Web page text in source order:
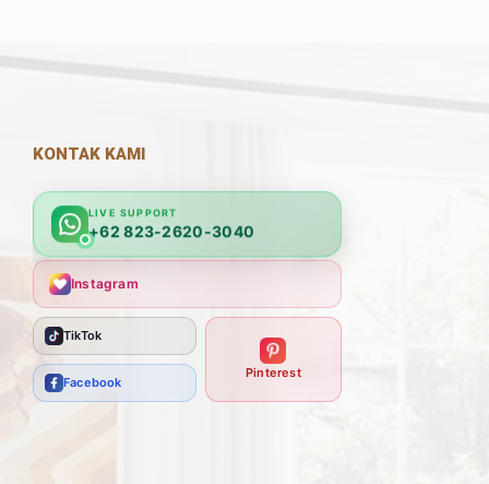
KONTAK KAMI
LIVE SUPPORT
+62 823-2620-3040
Instagram
TikTok
Facebook
Pinterest